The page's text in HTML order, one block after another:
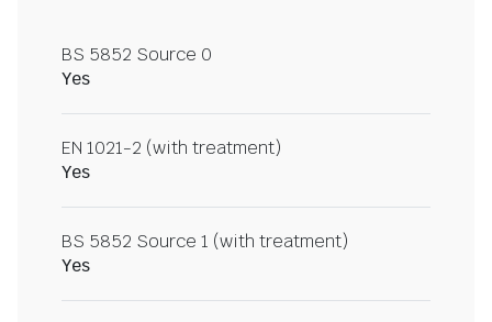
BS 5852 Source 0
Yes
EN 1021-2 (with treatment)
Yes
BS 5852 Source 1 (with treatment)
Yes